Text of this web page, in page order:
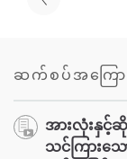
ဆက်စပ်အကြော
အားလုံးနှင့်ဆို
သင်ကြားသ